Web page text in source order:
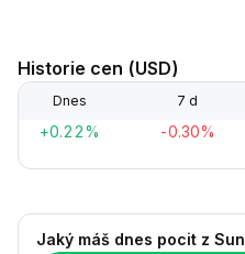
Historie cen (USD)
Dnes 7 d
+0.22% -0.30%
Jaký máš dnes pocit z